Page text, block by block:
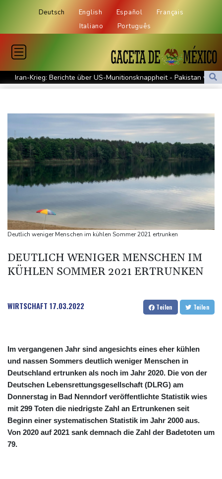
Deutsch English Español
Français
Italiano
Português
Iran-Krieg: Berichte über US-Munitionsknappheit - Pakistan will
neue Gespräche
Luftsicherheit
Für zwei Jahre: Salah-Wechsel zu Trabzonspor perfekt
Niedrigwasser: Bilger erwägt Aufhebung von Sonn- und
Feiertagsfahrverbot für Lkw
Kritik von Naturschützern: Kreuzfahrtbranche weiter auf "fossilem
Kurs"
Knöchelbruch: Lamparter muss nach Sturz operiert werden
Medien: Ukrainisches Flugzeug in Leipzig neben Drohne war mit
Munition beladen
Passagierverkehr an deutschen Flughäfen im ersten Halbjahr
gesunken
Deutlich weniger Menschen im kühlen Sommer 2021 ertrunken
DEUTLICH WENIGER MENSCHEN IM
KÜHLEN SOMMER 2021 ERTRUNKEN
WIRTSCHAFT 17.03.2022 Teilen Teilen
Im vergangenen Jahr sind angesichts eines eher kühlen
und nassen Sommers deutlich weniger Menschen in
Deutschland ertrunken als noch im Jahr 2020. Die von der
Deutschen Lebensrettungsgesellschaft (DLRG) am
Donnerstag in Bad Nenndorf veröffentlichte Statistik wies
mit 299 Toten die niedrigste Zahl an Ertrunkenen seit
Beginn einer systematischen Statistik im Jahr 2000 aus.
Von 2020 auf 2021 sank demnach die Zahl der Badetoten um
79.